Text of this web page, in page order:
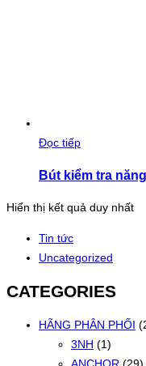
Đọc tiếp
Bút kiểm tra
Hiển thị kết quả duy nhất
Tin tức
Uncategorized
CATEGORIES
HÃNG PHÂN PHỐI
3NH (1)